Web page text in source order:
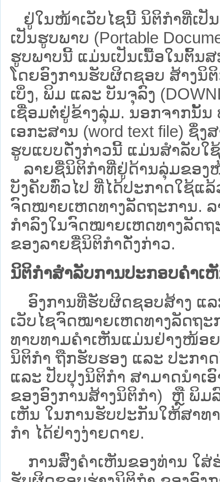
ຢູ່ໃນໜ້າ​ເວັບ​ໄຊ​ນີ້ ນິຕິກຳທີ່ເປັ
ເປັນຮູບພາບ (Portable
ຮູບພາບນີ້ ແມ່ນເປັນເນື້ອໃນຕົ້ນ
ໂດຍອົງການຮັບຜິດຊອບ ສ້າງນິ
ເບິ່ງ, ພິມ ແລະ ບັນຈຸລົງ
ເຊື່ອມຕໍ່ຢູ່ຂ້າງລຸ່ມ. ນອກຈາກນັ້ນ
ເອກະສານ (word text file) ຊຶ່
ຮູບແບບດັ່ງກ່າວນີ້ ແມ່ນສຳລັບໃ
ລາຍຊື່ນິຕິກຳທີ່ຢູ່ດ້ານລຸ່ມຂອງ
ບັງຄັບທົ່ວໄປ ທີ່ໄດ້ປະກາດໃຊ້ແ
ຈົດໝາຍເຫດທາງລັດຖະການ.
ກຳລົງໃນຈົດໝາຍເຫດທາງລັດ
ຂອງລາຍຊື່ນິຕິກໍາດັ່ງກ່າວ.
ນິຕິກຳສຳລັບການປະກອບຄຳເ
ອົງການທີ່ຮັບຜິດຊອບສ້າງ ແລ
ເວັບ​ໄຊຈົດໝາຍເຫດທາງລັດຖະ
ທາບທາມຄໍາເຫັນແມ່ນຢ່າງໜ້ອ
ນິຕິກໍາ ຖືກຮັບຮອງ ແລະ ປະກາ
ແລະ ປັບປຸງນິຕິກໍາ ສາມາດນຳເ
ຂອງອົງການສ້າງນິຕິກຳ) ຫຼື ພິມ
ເຫັນ ໃນການຮັບປະກັນໃຫ້ສາທ
ກຳ ໄດ້ຢ່າງງ່າຍດາຍ.
ການສົ່ງຄໍາເຫັນຂອງທ່ານ ໃສ່